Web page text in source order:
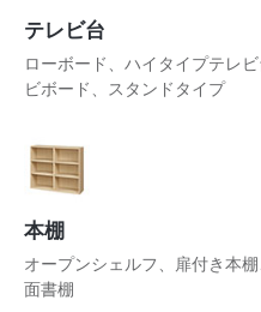
テレビ台
ローボード、ハイタイプテレ
ビボード、スタンドタイプ
本棚
オープンシェルフ、扉付き本
面書棚